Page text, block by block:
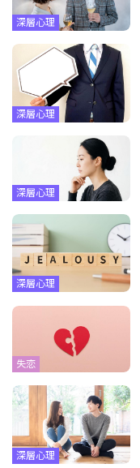
深層心理
深層心理
深層心理
深層心理
失恋
深層心理